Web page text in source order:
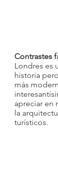
Contrastes
Londres es
historia
más
apreciar en
la
turísticos.